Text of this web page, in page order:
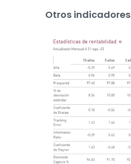
Otros indicadores